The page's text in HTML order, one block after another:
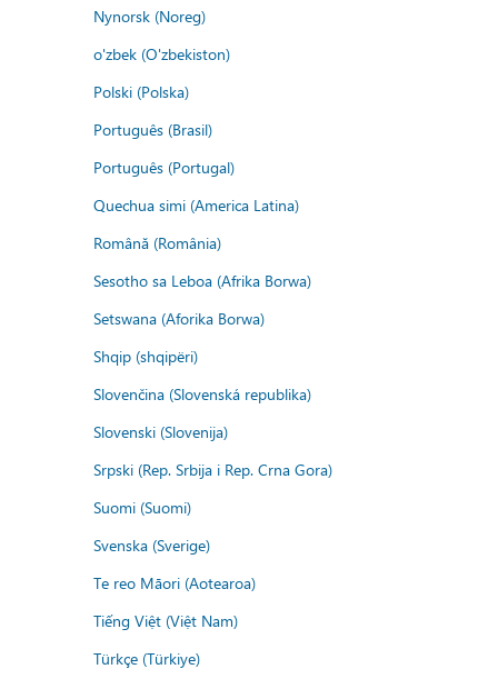
Nynorsk (Noreg)
o'zbek (O'zbekiston)
Polski (Polska)
Português (Brasil)
Português (Portugal)
Quechua simi (America Latina)
Română (România)
Sesotho sa Leboa (Afrika Borwa)
Setswana (Aforika Borwa)
Shqip (shqipëri)
Slovenčina (Slovenská republika)
Slovenski (Slovenija)
Srpski (Rep. Srbija i Rep. Crna Gora)
Suomi (Suomi)
Svenska (Sverige)
Te reo Māori (Aotearoa)
Tiếng Việt (Việt Nam)
Türkçe (Türkiye)